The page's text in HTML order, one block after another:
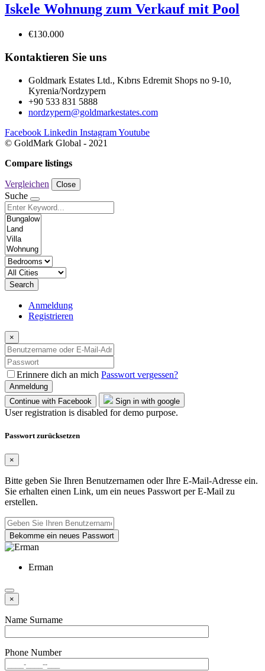
Iskele Wohnung zum Verkauf mit Pool
€130.000
Kontaktieren Sie uns
Goldmark Estates Ltd., Kıbrıs Edremit Shops no 9-10,
Kyrenia/Nordzypern
+90 533 831 5888
nordzypern@goldmarkestates.com
Facebook Linkedin InstagramYoutube
© GoldMark Global - 2021
Compare listings
Vergleichen Close
Suche
Search
Anmeldung
Registrieren
×
Erinnere dich an mich Passwort vergessen?
Anmeldung
Continue with Facebook
Sign in with google
User registration is disabled for demo purpose.
Passwort zurücksetzen
×
Bitte geben Sie Ihren Benutzernamen oder Ihre E-Mail-Adresse ein.
Sie erhalten einen Link, um ein neues Passwort per E-Mail zu
erstellen.
Bekomme ein neues Passwort
Erman
×
Name Surname
Phone Number